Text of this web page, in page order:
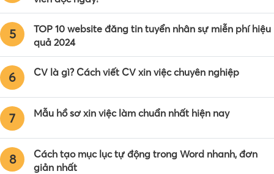
5
TOP 10 website đăng tin tuyển nhân sự miễn phí hiệu
quả 2024
6 CV là gì? Cách viết CV xin việc chuyên nghiệp
7 Mẫu hồ sơ xin việc làm chuẩn nhất hiện nay
8
Cách tạo mục lục tự động trong Word nhanh, đơn
giản nhất